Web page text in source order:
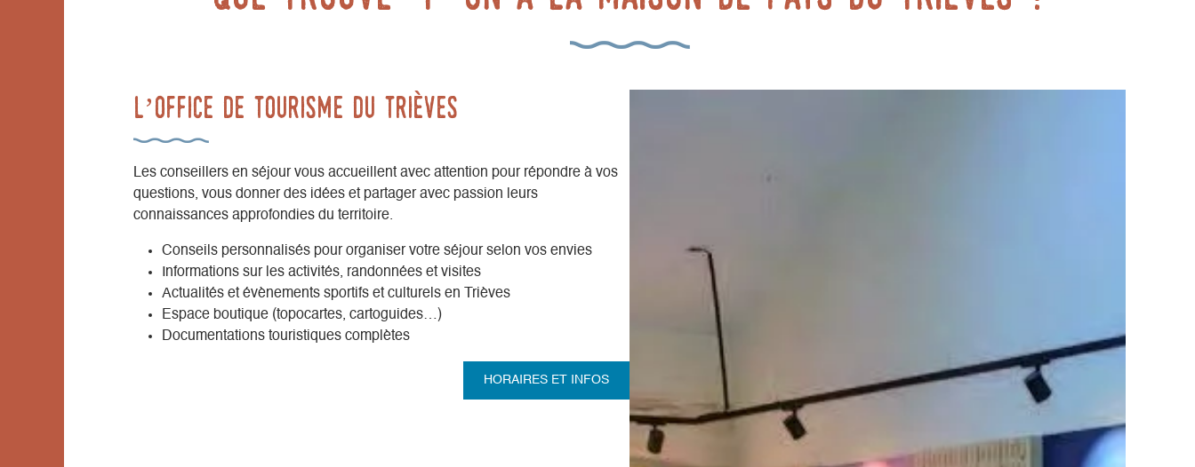
l’Office de tourisme du Trièves
Les conseillers en séjour vous accueillent avec attention pour répondre à vos
questions, vous donner des idées et partager avec passion leurs
connaissances approfondies du territoire.
Conseils personnalisés pour organiser votre séjour selon vos envies
Informations sur les activités, randonnées et visites
Actualités et évènements sportifs et culturels en Trièves
Espace boutique (topocartes, cartoguides…)
Documentations touristiques complètes
HORAIRES ET INFOS